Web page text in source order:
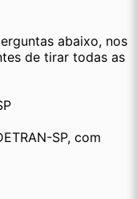
abaixo, nos
de tirar todas as
SP, com